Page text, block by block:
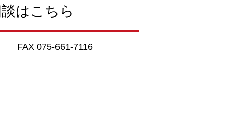
はこちら
FAX 075-661-7116